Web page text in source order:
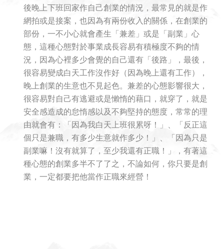
後晚上下班回家作自己創業的情況，最常見的就是作
網拍或是接案，也因為有兩份收入的關係，在創業的
部份，一不小心就會產生「兼差」或是「副業」心
態，這種心態對於事業成長容易有積極度不夠的情
況，因為心裡多少會覺的自己還有「後路」，最後，
很容易變成白天工作沒作好（因為晚上還有工作），
晚上創業的生意也不見起色。兼差的心態影響很大，
很容易對自己有逃避或是懶惰的藉口，就穿了，就是
安全感造成的怠惰感以及不夠堅持的態度，常常的理
由就會有：「因為我白天上班很累呀！」、「反正這
個只是兼職，有多少生意就作多少！」、「因為只是
副業嘛！沒有就算了，至少我還有正職！」，有著這
種心態的創業多半不了了之，不論如何，你只要是創
業，一定都要把他當作正職來經營！